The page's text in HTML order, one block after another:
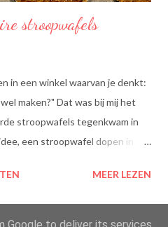
stroopwafels
in een winkel waarvan je denkt:
maken?" Dat was bij mij het
stroopwafels tegenkwam in
een stroopwafel dopen in
MEER LEZEN